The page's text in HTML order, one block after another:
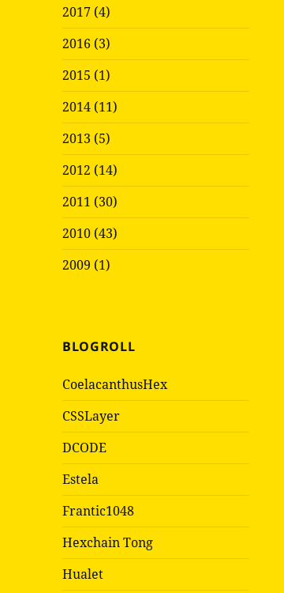
2017 (4)
2016 (3)
2015 (1)
2014 (11)
2013 (5)
2012 (14)
2011 (30)
2010 (43)
2009 (1)
BLOGROLL
CoelacanthusHex
CSSLayer
DCODE
Estela
Frantic1048
Hexchain Tong
Hualet